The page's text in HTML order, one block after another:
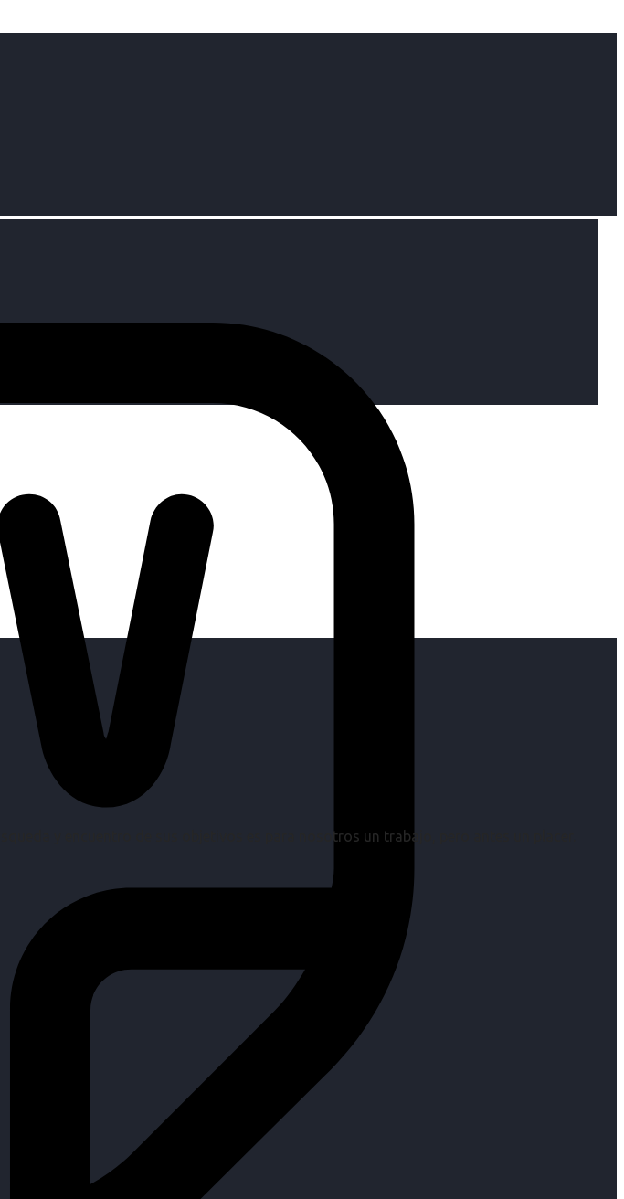
y encuentro de sus objetivos es para nosotros un trabajo, pero antes un placer.